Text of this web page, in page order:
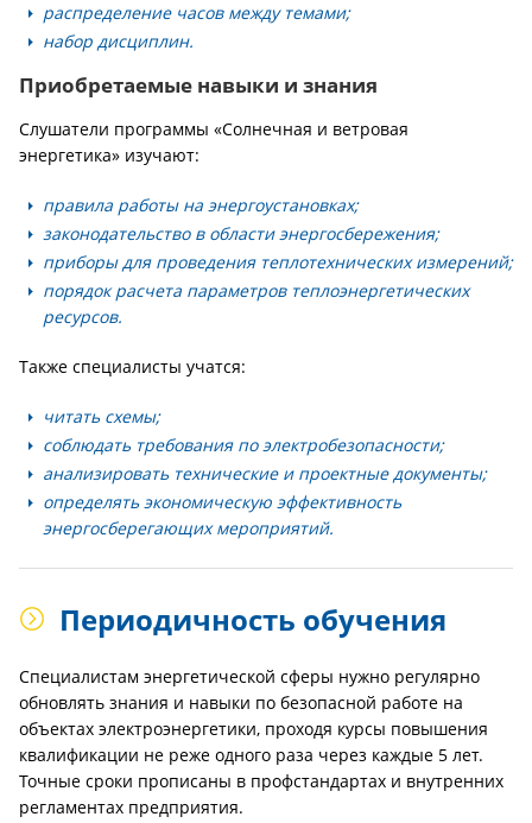
распределение часов между темами;
набор дисциплин.
Приобретаемые навыки и знания
Слушатели программы «Солнечная и ветровая
энергетика» изучают:
правила работы на энергоустановках;
законодательство в области энергосбережения;
приборы для проведения теплотехнических измерений;
порядок расчета параметров теплоэнергетических
ресурсов.
Также специалисты учатся:
читать схемы;
соблюдать требования по электробезопасности;
анализировать технические и проектные документы;
определять экономическую эффективность
энергосберегающих мероприятий.
Периодичность обучения
Специалистам энергетической сферы нужно регулярно
обновлять знания и навыки по безопасной работе на
объектах электроэнергетики, проходя курсы повышения
квалификации не реже одного раза через каждые 5 лет.
Точные сроки прописаны в профстандартах и внутренних
регламентах предприятия.